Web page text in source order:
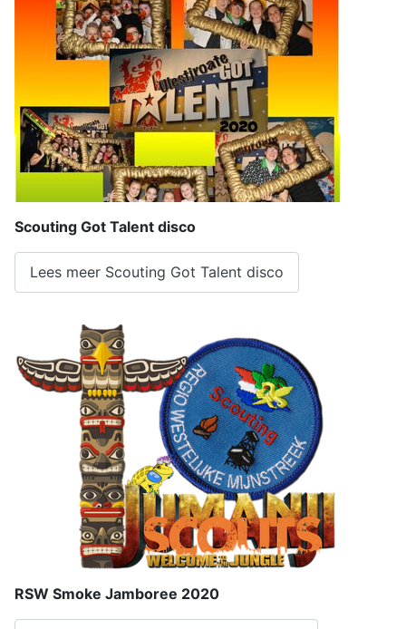
Scouting Got Talent disco
Lees meer Scouting Got Talent disco
RSW Smoke Jamboree 2020